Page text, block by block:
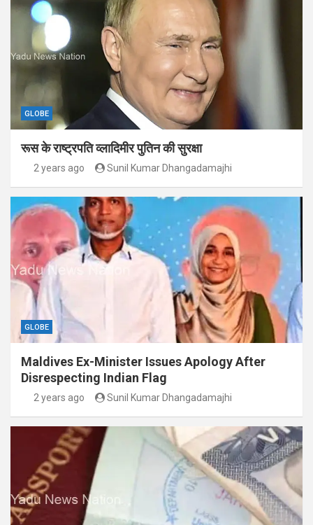
GLOBE
रूस के राष्ट्रपति व्लादिमीर पुतिन की सुरक्षा
2 years ago Sunil Kumar Dhangadamajhi
GLOBE
Maldives Ex-Minister Issues Apology After
Disrespecting Indian Flag
2 years ago Sunil Kumar Dhangadamajhi